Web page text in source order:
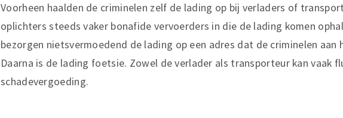
Voorheen haalden de criminelen zelf de lading op bij verladers of
oplichters steeds vaker bonafide vervoerders in die de lading komen
bezorgen nietsvermoedend de lading op een adres dat de criminelen aan
Daarna is de lading foetsie. Zowel de verlader als transporteur kan vaak
schadevergoeding.